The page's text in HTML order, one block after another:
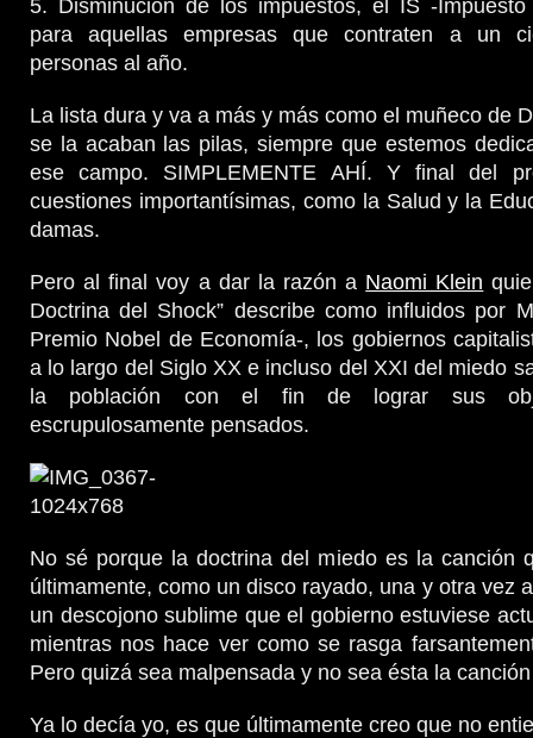
5. Disminución de los impuestos, el IS -Impuesto
para aquellas empresas que contraten a un
personas al año.
La lista dura y va a más y más como el muñeco de
se la acaban las pilas, siempre que estemos
ese campo. SIMPLEMENTE AHÍ. Y final del
cuestiones importantísimas, como la Salud y la
damas.
Pero al final voy a dar la razón a Naomi Klein
Doctrina del Shock” describe como influidos por
Premio Nobel de Economía-, los gobiernos
a lo largo del Siglo XX e incluso del XXI del miedo
la población con el fin de lograr sus
escrupulosamente pensados.
No sé porque la doctrina del miedo es la canción
últimamente, como un disco rayado, una y otra vez
un descojono sublime que el gobierno estuviese
mientras nos hace ver como se rasga
Pero quizá sea malpensada y no sea ésta la
Ya lo decía yo, es que últimamente creo que no